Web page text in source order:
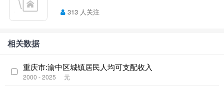
313 人关注
相关数据
重庆市:渝中区城镇居民人均可支配收入
2000 - 2025 元